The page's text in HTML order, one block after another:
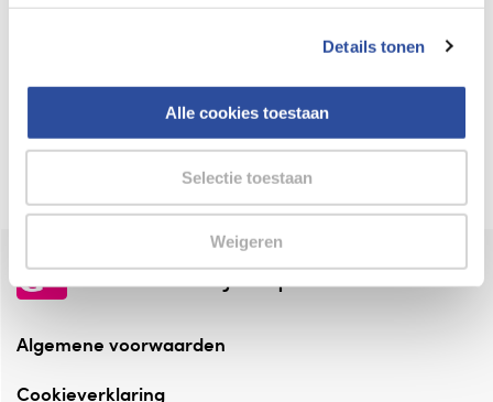
Details tonen
Alle cookies toestaan
Selectie toestaan
Weigeren
Altijd onze folder bij de hand
Check onze folders ⁠bij AlleFolders.
de vriendelijke specialist
Algemene voorwaarden
Cookieverklaring